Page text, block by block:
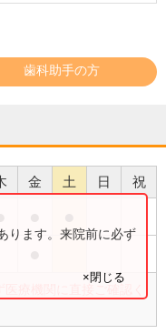
歯科助手の方
金 土 日 祝
療機関に直接ご確認く
ります。来院前に必ず
×閉じる